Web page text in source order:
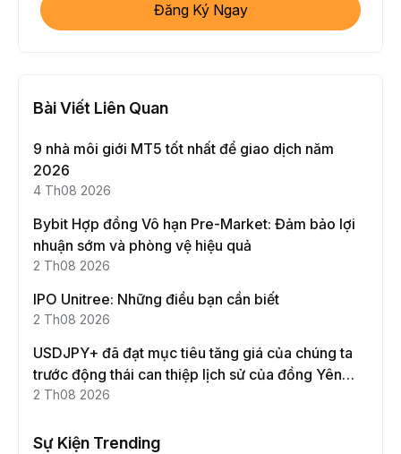
Đăng Ký Ngay
Bài Viết Liên Quan
9 nhà môi giới MT5 tốt nhất để giao dịch năm
2026
4 Th08 2026
Bybit Hợp đồng Vô hạn Pre-Market: Đảm bảo lợi
nhuận sớm và phòng vệ hiệu quả
2 Th08 2026
IPO Unitree: Những điều bạn cần biết
2 Th08 2026
USDJPY+ đã đạt mục tiêu tăng giá của chúng ta
trước động thái can thiệp lịch sử của đồng Yên
Nhật!
2 Th08 2026
Sự Kiện Trending